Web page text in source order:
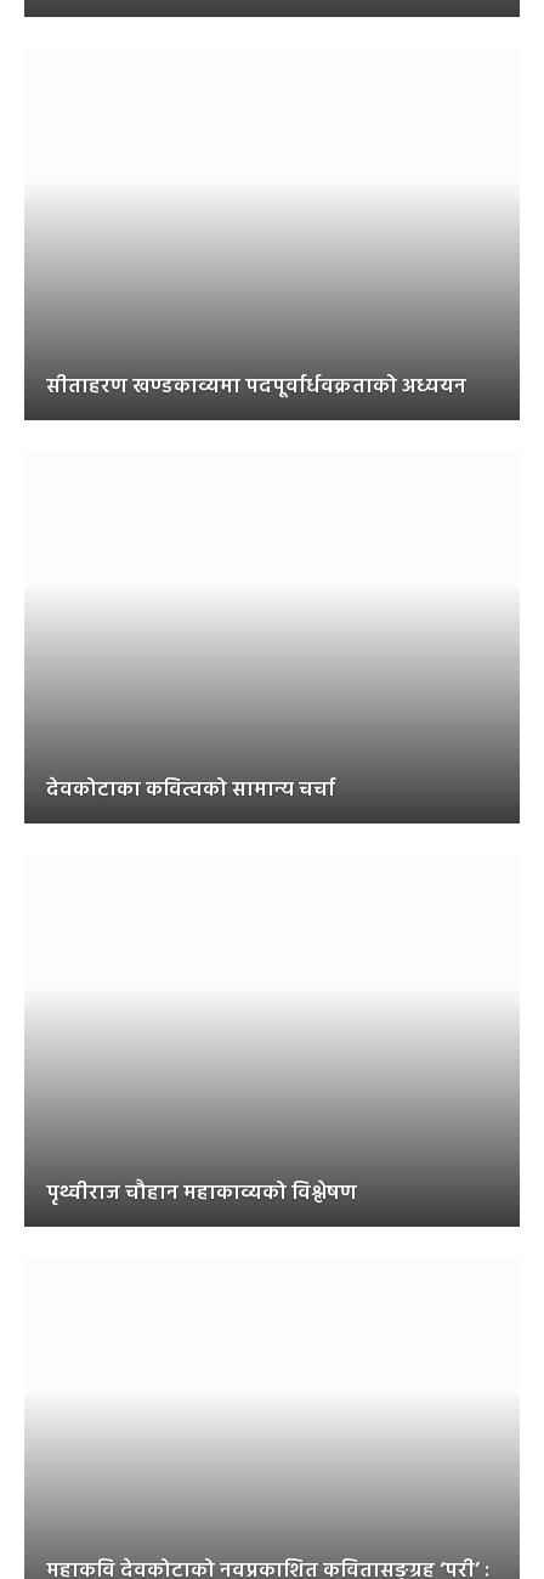
सीताहरण खण्डकाव्यमा पदपूर्वार्धवक्रताको अध्ययन
देवकोटाका कवित्वको सामान्य चर्चा
पृथ्वीराज चौहान महाकाव्यको विश्लेषण
महाकवि देवकोटाको नवप्रकाशित कवितासङ्ग्रह ‘परी’ :